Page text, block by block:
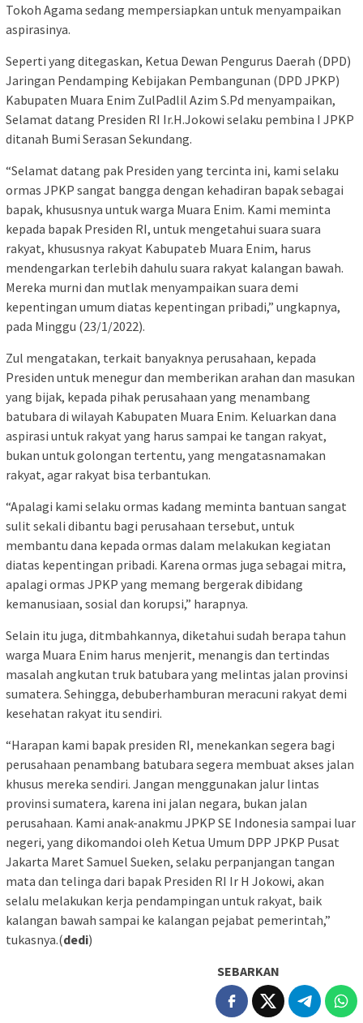
Tokoh Agama sedang mempersiapkan untuk menyampaikan
aspirasinya.
Seperti yang ditegaskan, Ketua Dewan Pengurus Daerah (DPD)
Jaringan Pendamping Kebijakan Pembangunan (DPD JPKP)
Kabupaten Muara Enim ZulPadlil Azim S.Pd menyampaikan,
Selamat datang Presiden RI Ir.H.Jokowi selaku pembina I JPKP
ditanah Bumi Serasan Sekundang.
“Selamat datang pak Presiden yang tercinta ini, kami selaku
ormas JPKP sangat bangga dengan kehadiran bapak sebagai
bapak, khususnya untuk warga Muara Enim. Kami meminta
kepada bapak Presiden RI, untuk mengetahui suara suara
rakyat, khususnya rakyat Kabupateb Muara Enim, harus
mendengarkan terlebih dahulu suara rakyat kalangan bawah.
Mereka murni dan mutlak menyampaikan suara demi
kepentingan umum diatas kepentingan pribadi,” ungkapnya,
pada Minggu (23/1/2022).
Zul mengatakan, terkait banyaknya perusahaan, kepada
Presiden untuk menegur dan memberikan arahan dan masukan
yang bijak, kepada pihak perusahaan yang menambang
batubara di wilayah Kabupaten Muara Enim. Keluarkan dana
aspirasi untuk rakyat yang harus sampai ke tangan rakyat,
bukan untuk golongan tertentu, yang mengatasnamakan
rakyat, agar rakyat bisa terbantukan.
“Apalagi kami selaku ormas kadang meminta bantuan sangat
sulit sekali dibantu bagi perusahaan tersebut, untuk
membantu dana kepada ormas dalam melakukan kegiatan
diatas kepentingan pribadi. Karena ormas juga sebagai mitra,
apalagi ormas JPKP yang memang bergerak dibidang
kemanusiaan, sosial dan korupsi,” harapnya.
Selain itu juga, ditmbahkannya, diketahui sudah berapa tahun
warga Muara Enim harus menjerit, menangis dan tertindas
masalah angkutan truk batubara yang melintas jalan provinsi
sumatera. Sehingga, debuberhamburan meracuni rakyat demi
kesehatan rakyat itu sendiri.
“Harapan kami bapak presiden RI, menekankan segera bagi
perusahaan penambang batubara segera membuat akses jalan
khusus mereka sendiri. Jangan menggunakan jalur lintas
provinsi sumatera, karena ini jalan negara, bukan jalan
perusahaan. Kami anak-anakmu JPKP SE Indonesia sampai luar
negeri, yang dikomandoi oleh Ketua Umum DPP JPKP Pusat
Jakarta Maret Samuel Sueken, selaku perpanjangan tangan
mata dan telinga dari bapak Presiden RI Ir H Jokowi, akan
selalu melakukan kerja pendampingan untuk rakyat, baik
kalangan bawah sampai ke kalangan pejabat pemerintah,”
tukasnya.(dedi)
SEBARKAN